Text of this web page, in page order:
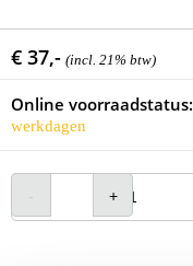
€ 37,- (incl. 21% btw)
Online voorraadstatus:
werkdagen